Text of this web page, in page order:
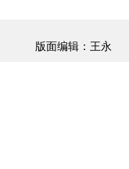
版面编辑：王永